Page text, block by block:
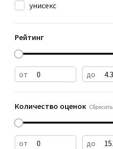
унисекс
Рейтинг
от до
Количество оценок Сбросить
от до